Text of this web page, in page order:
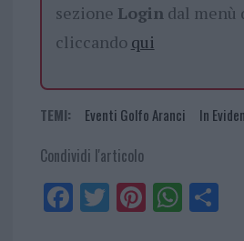
sezione Login dal menù
cliccando qui
TEMI: Eventi Golfo Aranci In
Condividi l'articolo
Fa
ce
Tw
itt
Pi
nt
W
ha
Sh